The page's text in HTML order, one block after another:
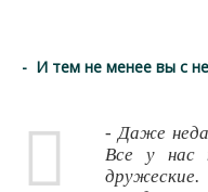
- И тем не менее вы с
- Даже
Все у нас